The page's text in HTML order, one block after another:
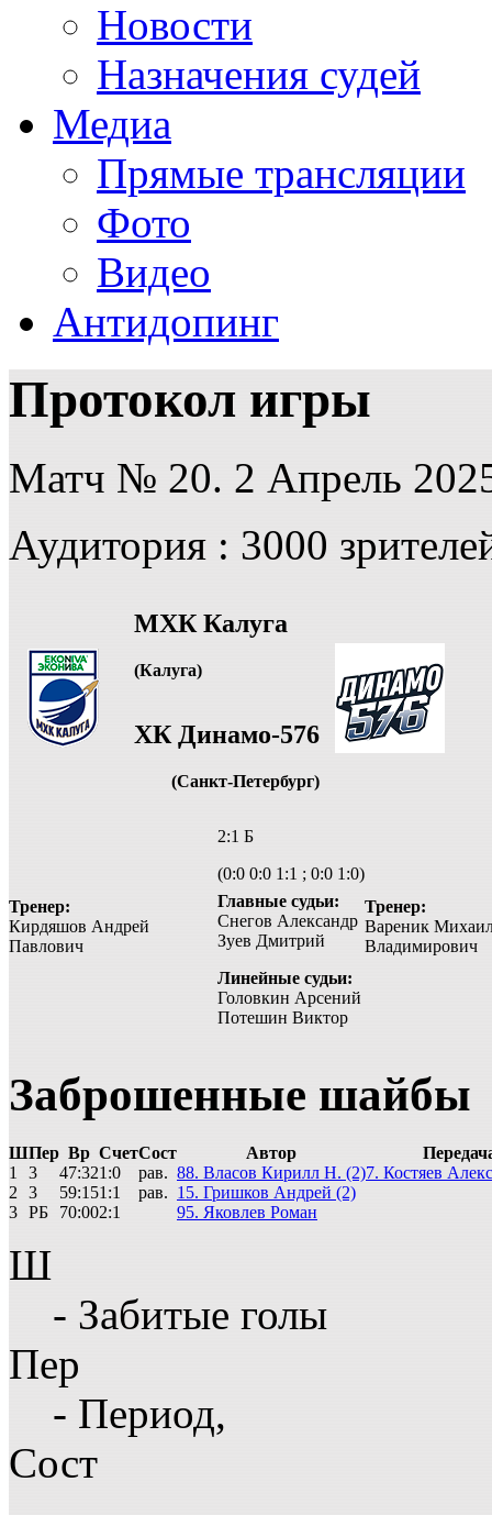
Новости
Назначения судей
Медиа
Прямые трансляции
Фото
Видео
Антидопинг
Протокол игры
Матч № 20. 2 Апрель
Аудитория : 3000
МХК Калуга
(Калуга)
ХК Динамо-576
(Санкт-Петербург)
Тренер:
Кирдяшов Андрей
Павлович
2:1 Б
(0:0 0:0 1:1 ; 0:0 1:0)
Главные судьи:
Снегов Александр
Зуев Дмитрий
Линейные судьи:
Головкин Арсений
Потешин Виктор
Тренер:
Вареник
Владимирович
Заброшенные шайбы
ШПер Вр СчетСост Автор
1
3 47:321:0 рав. 88. Власов Кирилл Н. (2)7. Костяев
2
3 59:151:1 рав. 15. Гришков Андрей (2)
3 РБ 70:002:1 95. Яковлев Роман
Ш
- Забитые голы
Пер
- Период,
Сост